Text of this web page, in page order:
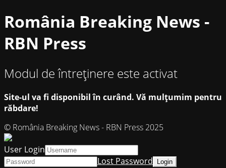
România Breaking News -
RBN Press
Modul de întreținere este activat
Site-ul va fi disponibil în curând. Vă mulțumim pentru
răbdare!
© România Breaking News - RBN Press 2025
User Login
Lost Password